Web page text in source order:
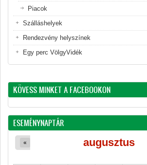
Piacok
Szálláshelyek
Rendezvény helyszínek
Egy perc VölgyVidék
KÖVESS MINKET A FACEBOOKON
ESEMÉNYNAPTÁR
augusztus
«